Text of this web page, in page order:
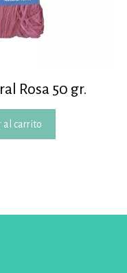
Rosa 50 gr.
al carrito